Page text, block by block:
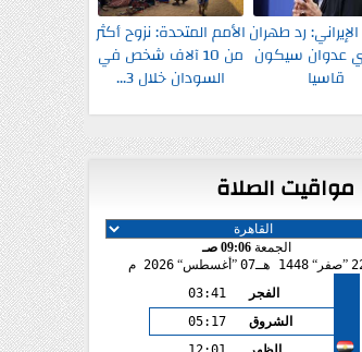
رد طهران
عدوان سيكون
قاسيا
الأمم المتحدة: نزوح أكثر
من 10 آلاف شخص في
السودان خلال 3...
مواقيت الصلاة
الجمعة 09:06 صـ
صفر 1448 هـ 07 أغسطس 2026 م
الفجر
03:41
الشروق
05:17